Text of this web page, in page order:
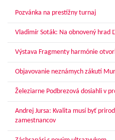
Pozvánka na prestížny turnaj
Vladimír Soták: Na obnovený hrad
Výstava Fragmenty harmónie
Objavovanie neznámych zákutí
Železiarne Podbrezová dosiahli v
Andrej Jursa: Kvalita musí byť
zamestnancov